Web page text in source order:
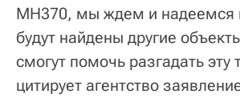
MH370, мы ждем и надеемся
будут найдены другие
смогут помочь разгадать эту
цитирует агентство